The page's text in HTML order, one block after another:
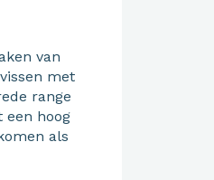
van
met
range
een hoog
als